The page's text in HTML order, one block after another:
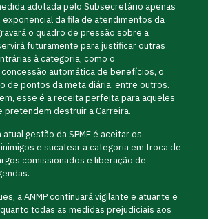
adotada pelo Subsecretário apenas
exponencial da fila de atendimentos da
o quadro de pressão sobre a
futuramente para justificar outras
à categoria, como o
automática de benefícios, o
de pontos da meta diária, entre outros.
esse é a receita perfeita para aqueles
pretendem destruir a Carreira.
gestão da SPMF é aceitar os
e sucatear a categoria em troca de
comissionados e liberação de
a ANMP continuará vigilante e atuante e
todas as medidas prejudiciais aos